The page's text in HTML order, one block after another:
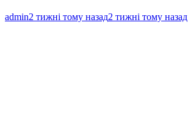
admin2 тижні тому назад2 тижні тому назад